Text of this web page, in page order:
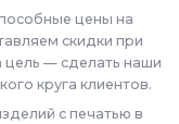
цены на
скидки при
цель — сделать наши
круга клиентов.
с печатью в